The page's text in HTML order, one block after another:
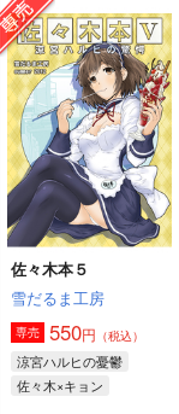
佐々木本４
雪だるま工房
専売 550円（税込）
涼宮ハルヒの憂鬱
佐々木×キョン
サンプル
カート
佐々木本５
雪だるま工房
専売 550円 （税込）
涼宮ハルヒの憂鬱
佐々木×キョン